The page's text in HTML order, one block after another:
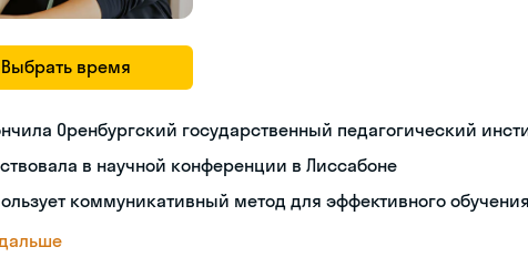
Выбрать время
Оренбургский государственный педагогический
в научной конференции в Лиссабоне
коммуникативный метод для эффективного обучения